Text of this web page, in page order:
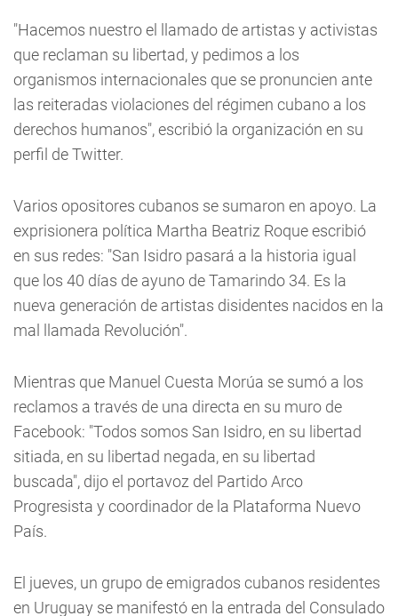
"Hacemos nuestro el llamado de artistas y activistas
que reclaman su libertad, y pedimos a los
organismos internacionales que se pronuncien ante
las reiteradas violaciones del régimen cubano a los
derechos humanos", escribió la organización en su
perfil de Twitter.
Varios opositores cubanos se sumaron en apoyo. La
exprisionera política Martha Beatriz Roque escribió
en sus redes: "San Isidro pasará a la historia igual
que los 40 días de ayuno de Tamarindo 34. Es la
nueva generación de artistas disidentes nacidos en la
mal llamada Revolución".
Mientras que Manuel Cuesta Morúa se sumó a los
reclamos a través de una directa en su muro de
Facebook: "Todos somos San Isidro, en su libertad
sitiada, en su libertad negada, en su libertad
buscada", dijo el portavoz del Partido Arco
Progresista y coordinador de la Plataforma Nuevo
País.
El jueves, un grupo de emigrados cubanos residentes
en Uruguay se manifestó en la entrada del Consulado